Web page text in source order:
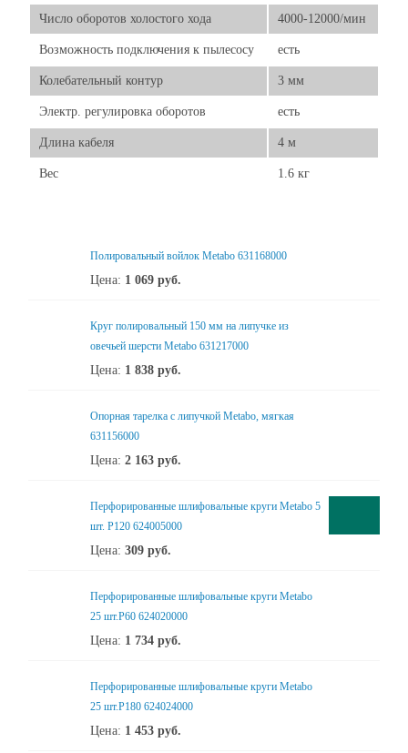
Число оборотов холостого хода 4000-12000/мин
Возможность подключения к пылесосу есть
Колебательный контур 3 мм
Электр. регулировка оборотов есть
Длина кабеля 4 м
Вес 1.6 кг
Полировальный войлок Metabo 631168000
Цена: 1 069 руб.
Круг полировальный 150 мм на липучке из
овечьей шерсти Metabo 631217000
Цена: 1 838 руб.
Опорная тарелка с липучкой Metabo, мягкая
631156000
Цена: 2 163 руб.
Перфорированные шлифовальные круги Metabo 5
шт. Р120 624005000
Цена: 309 руб.
Перфорированные шлифовальные круги Metabo
25 шт.Р60 624020000
Цена: 1 734 руб.
Перфорированные шлифовальные круги Metabo
25 шт.Р180 624024000
Цена: 1 453 руб.